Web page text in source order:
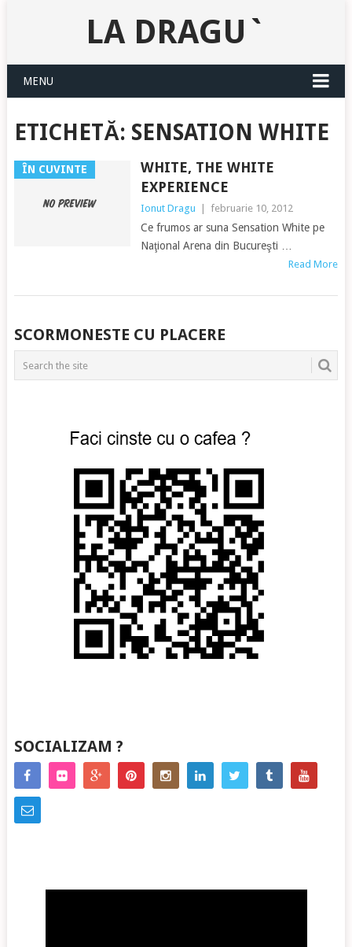
LA DRAGU`
MENU
ETICHETĂ: SENSATION WHITE
ÎN CUVINTE
WHITE, THE WHITE
EXPERIENCE
Ionut Dragu februarie 10, 2012
Ce frumos ar suna Sensation White pe
Naţional Arena din Bucureşti …
Read More
POSTS
NAVIGATION
SCORMONESTE CU PLACERE
SOCIALIZAM ?